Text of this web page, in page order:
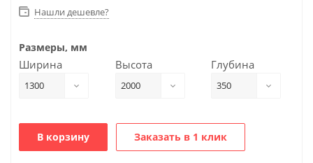
Нашли дешевле?
Размеры, мм
Ширина
1300
Высота
2000
Глубина
350
В корзину Заказать в 1 клик